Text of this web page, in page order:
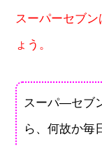
スーパーセブ
ょう。
スーパ―セブ
ら、何故か毎